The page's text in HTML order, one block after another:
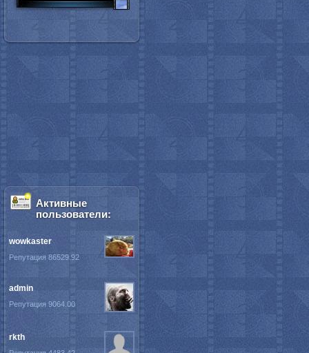
Активные
пользователи:
wowkaster
Репутация 86529.92
admin
Репутация 9064.00
rkth